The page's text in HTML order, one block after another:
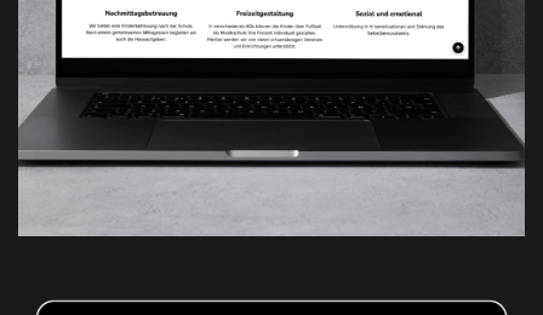
WEBSITE BETREUUNG WEBSITE ERSTELLUNG